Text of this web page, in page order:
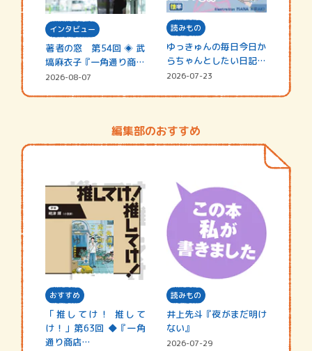
インタビュー
著者の窓 第54回 ◈ 武
塙麻衣子『一角通り商店
街の…
2026-08-07
読みもの
ゆっきゅんの毎日今日か
らちゃんとしたい日記
☆202…
2026-07-23
編集部のおすすめ
おすすめ
「推してけ！ 推して
け！」第63回 ◆『一角
通り商店…
読みもの
井上先斗『夜がまだ明け
ない』
2026-07-29